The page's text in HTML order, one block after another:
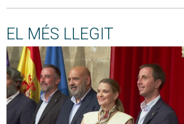
EL MÉS LLEGIT